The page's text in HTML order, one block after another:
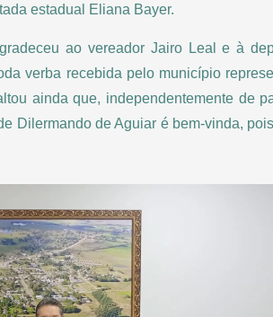
estadual Eliana Bayer.
ao vereador Jairo Leal e à
verba recebida pelo município
ainda que, independentemente de
Dilermando de Aguiar é bem-vinda,